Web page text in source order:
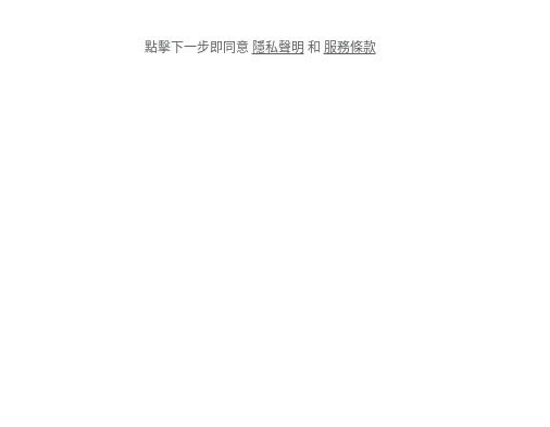
點擊下一步即同意 隱私聲明 和 服務條款